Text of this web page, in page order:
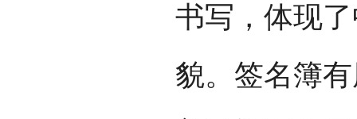
书写，体现
貌。签名簿